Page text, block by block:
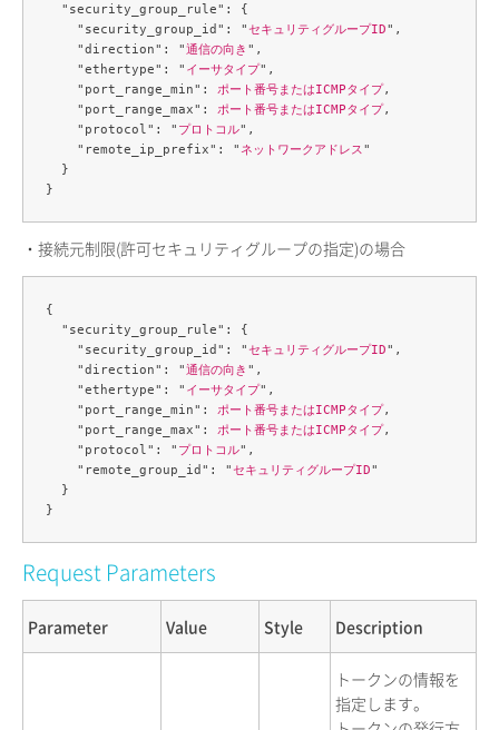
  "security_group_rule": {
    "security_group_id": "
セキュリティグループID",
    "direction": "
通信の向き ",
    "ethertype": "
イーサタイプ",
    "port_range_min":
ポート番号またはICMPタイプ,
    "port_range_max":
ポート番号またはICMPタイプ,
    "protocol": "
プロトコル",
    "remote_ip_prefix": "
ネットワークアドレス"
  }
・接続元制限(許可セキュリティグループの指定)の場合
{
  "security_group_rule": {
    "security_group_id": "
セキュリティグループID",
    "direction": "
通信の向き ",
    "ethertype": "
イーサタイプ",
    "port_range_min":
ポート番号またはICMPタイプ,
    "port_range_max":
ポート番号またはICMPタイプ,
    "protocol": "
プロトコル",
    "remote_group_id": "
セキュリティグループID"
  }
Request Parameters
Parameter Value Style Description
トークンの情報を
指定します。